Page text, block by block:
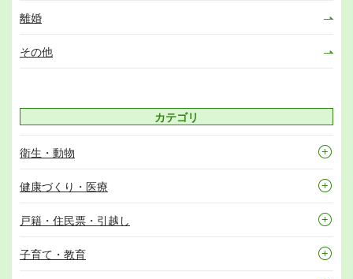
離婚
その他
カテゴリ
衛生・動物
健康づくり・医療
戸籍・住民票・引越し
子育て・教育